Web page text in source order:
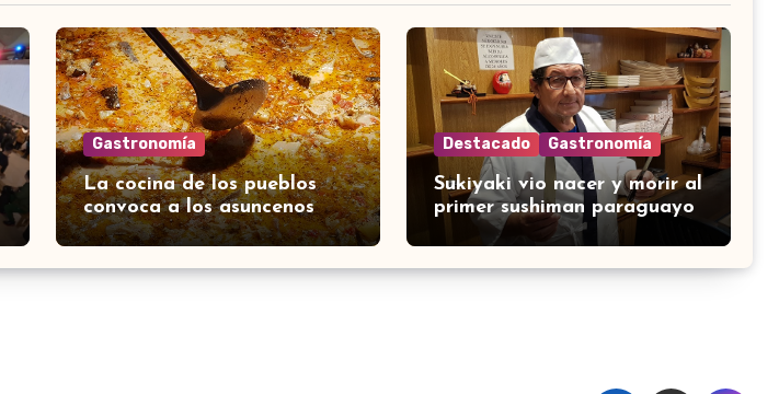
Gastronomía
La cocina de los pueblos
convoca a los asuncenos
Destacado Gastronomía
Sukiyaki vio nacer y morir al
primer sushiman paraguayo